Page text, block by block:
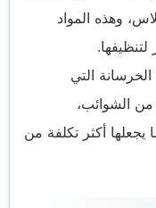
وهذه المواد
التي
الشوائب،
أكثر تكلفة من